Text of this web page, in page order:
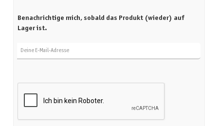
Benachrichtige mich, sobald das Produkt (wieder) auf
Lager ist.